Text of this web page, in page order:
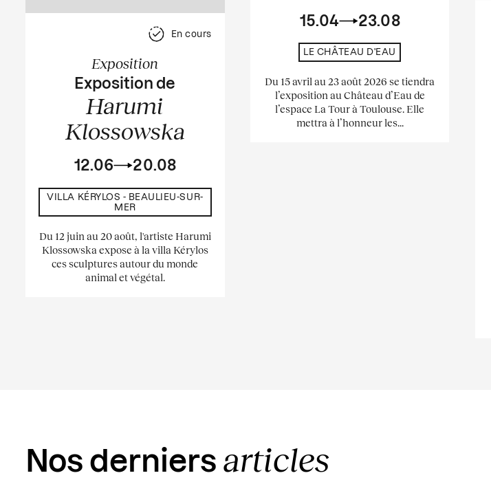
En cours
Exposition
Exposition de
Harumi
Klossowska
12.06 20.08
VILLA KÉRYLOS - BEAULIEU-SUR-
MER
Du 12 juin au 20 août, l'artiste Harumi
Klossowska expose à la villa Kérylos
ces sculptures autour du monde
animal et végétal.
15.04 23.08
LE CHÂTEAU D'EAU
Du 15 avril au 23 août 2026 se tiendra
l’exposition au Château d’Eau de
l’espace La Tour à Toulouse. Elle
mettra à l’honneur les...
Nos derniers articles